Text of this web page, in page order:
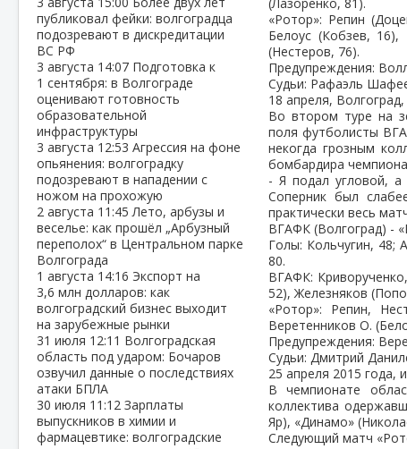
публиковал фейки: волгоградца
подозревают в дискредитации
ВС РФ
3 августа 14:07 Подготовка к
1 сентября: в Волгограде
оценивают готовность
образовательной
инфраструктуры
3 августа 12:53 Агрессия на фоне
опьянения: волгоградку
подозревают в нападении с
ножом на прохожую
2 августа 11:45Лето, арбузы и
веселье: как прошёл „Арбузный
переполох“ в Центральном парке
Волгограда
1 августа 14:16 Экспорт на
3,6 млн долларов: как
волгоградский бизнес выходит
на зарубежные рынки
31 июля 12:11 Волгоградская
область под ударом: Бочаров
озвучил данные о последствиях
атаки БПЛА
30 июля 11:12 Зарплаты
выпускников в химии и
фармацевтике: волгоградские
«Ротор»: Репин
Белоус (Кобзев,
(Нестеров, 76).
Предупреждения:
Судьи: Рафаэль
18 апреля,
Во втором туре на
поля футболисты
некогда грозным
бомбардира
- Я подал угловой,
Соперник был
практически весь
ВГАФК (Волгоград) -
Голы: Кольчугин, 48;
80.
ВГАФК:
52), Железняков
«Ротор»: Репин,
Веретенников О.
Предупреждения:
Судьи: Дмитрий
25 апреля 2015 года,
В чемпионате
коллектива
Яр), «Динамо»
Следующий матч